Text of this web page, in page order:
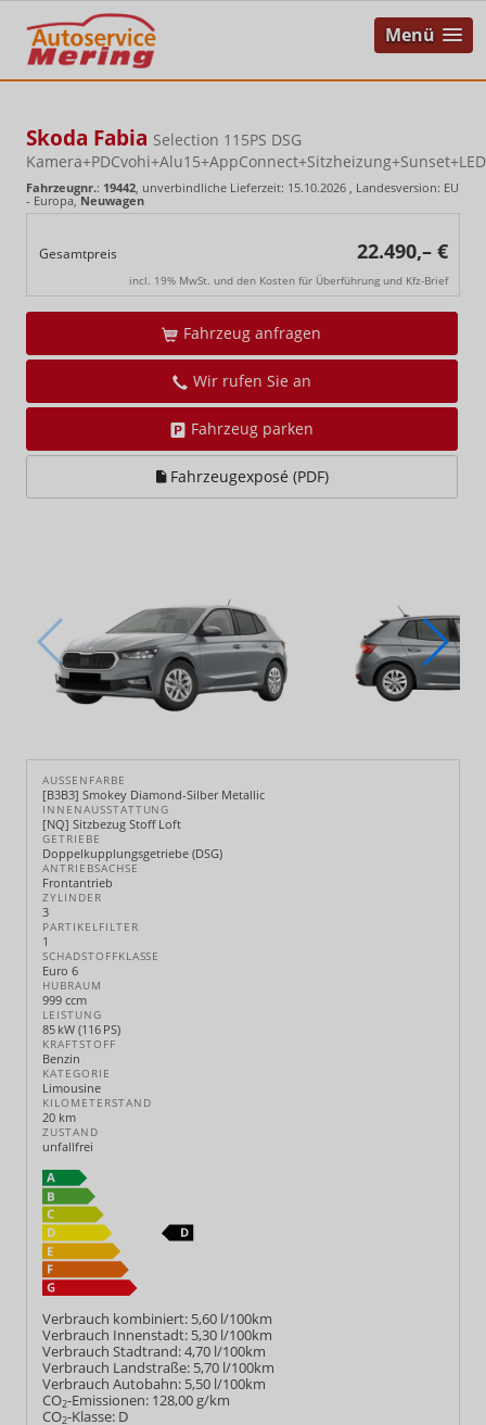
Menü
Skoda Fabia Selection 115PS DSG
Kamera+PDCvohi+Alu15+AppConnect+Sitzheizung+Sunset+LED
Fahrzeugnr.: 19442, unverbindliche Lieferzeit: 15.10.2026 , Landesversion: EU
- Europa,Neuwagen
Gesamtpreis 22.490,– €
incl. 19% MwSt. und den Kosten für Überführung und Kfz-Brief
Fahrzeug anfragen
Wir rufen Sie an
Fahrzeug parken
Fahrzeugexposé (PDF)
AUSSENFARBE
[B3B3] Smokey Diamond-Silber Metallic
INNENAUSSTATTUNG
[NQ] Sitzbezug Stoff Loft
GETRIEBE
Doppelkupplungsgetriebe (DSG)
ANTRIEBSACHSE
Frontantrieb
ZYLINDER
3
PARTIKELFILTER
1
SCHADSTOFFKLASSE
Euro 6
HUBRAUM
999 ccm
LEISTUNG
85 kW (116 PS)
KRAFTSTOFF
Benzin
KATEGORIE
Limousine
KILOMETERSTAND
20 km
ZUSTAND
unfallfrei
Verbrauch kombiniert: 5,60 l/100km
Verbrauch Innenstadt: 5,30 l/100km
Verbrauch Stadtrand:4,70 l/100km
Verbrauch Landstraße: 5,70 l/100km
Verbrauch Autobahn: 5,50 l/100km
CO2-Emissionen: 128,00 g/km
CO2-Klasse: D